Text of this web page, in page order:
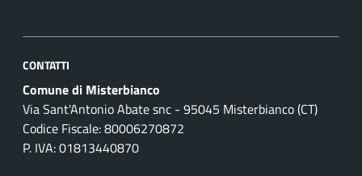
CONTATTI
Comune di Misterbianco
Via Sant'Antonio Abate snc - 95045 Misterbianco (CT)
Codice Fiscale: 80006270872
P. IVA: 01813440870